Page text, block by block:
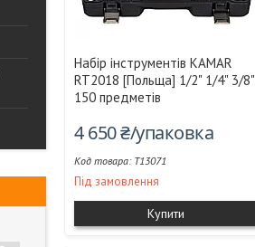
Набір інструментів KAMAR
RT2018 [Польща] 1/2" 1/4" 3/8"
150 предметів
4 650 ₴/упаковка
T13071
Під замовлення
Купити